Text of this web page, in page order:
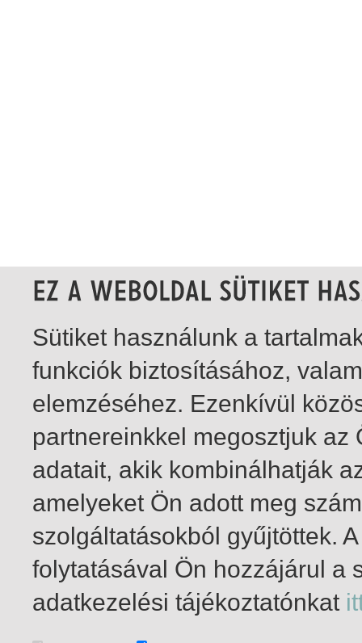
1-2 / összesen 2 találat
Sütiket használunk a
funkciók biztosításához,
elemzéséhez. Ezenkívül
partnereinkkel megosztjuk
adatait, akik kombinálhatják
amelyeket Ön adott meg
szolgáltatásokból gyűjtöttek.
folytatásával Ön hozzájárul a
adatkezelési tájékoztatónkat